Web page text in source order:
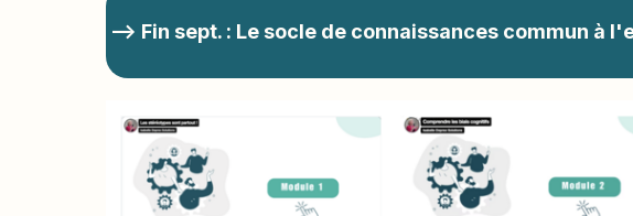
--> Fin sept. : Le socle de connaissances commun à